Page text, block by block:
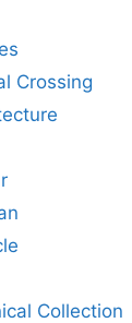
Crossing
Collection